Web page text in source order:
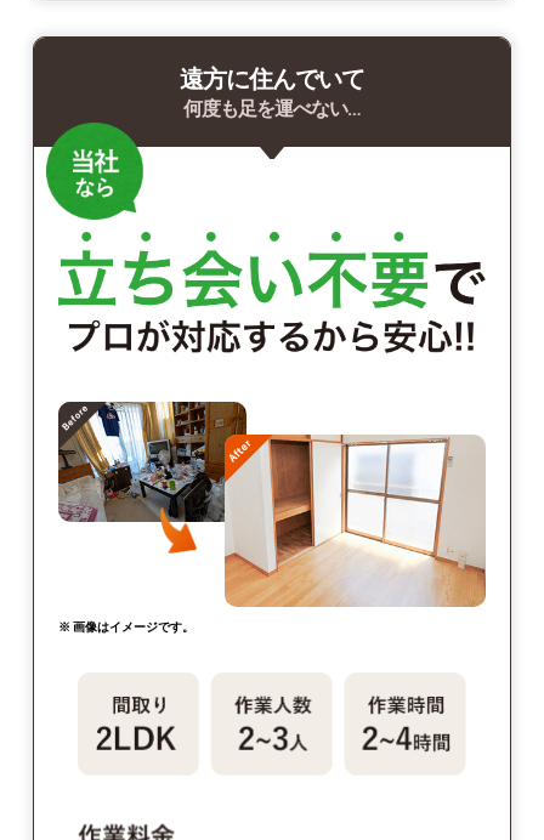
遠方に住んでいて
何度も足を運べない…
※ 画像はイメージです。